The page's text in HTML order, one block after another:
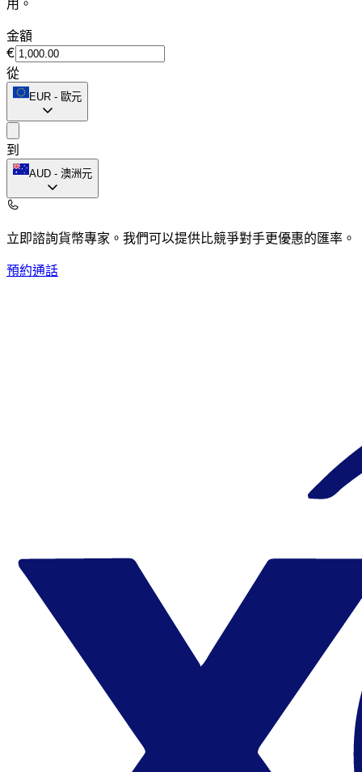
金額
€
從
EUR - 歐元
到
AUD - 澳洲元
立即諮詢貨幣專家。 我們可以提供比競爭對手更優惠的匯率。
預約通話